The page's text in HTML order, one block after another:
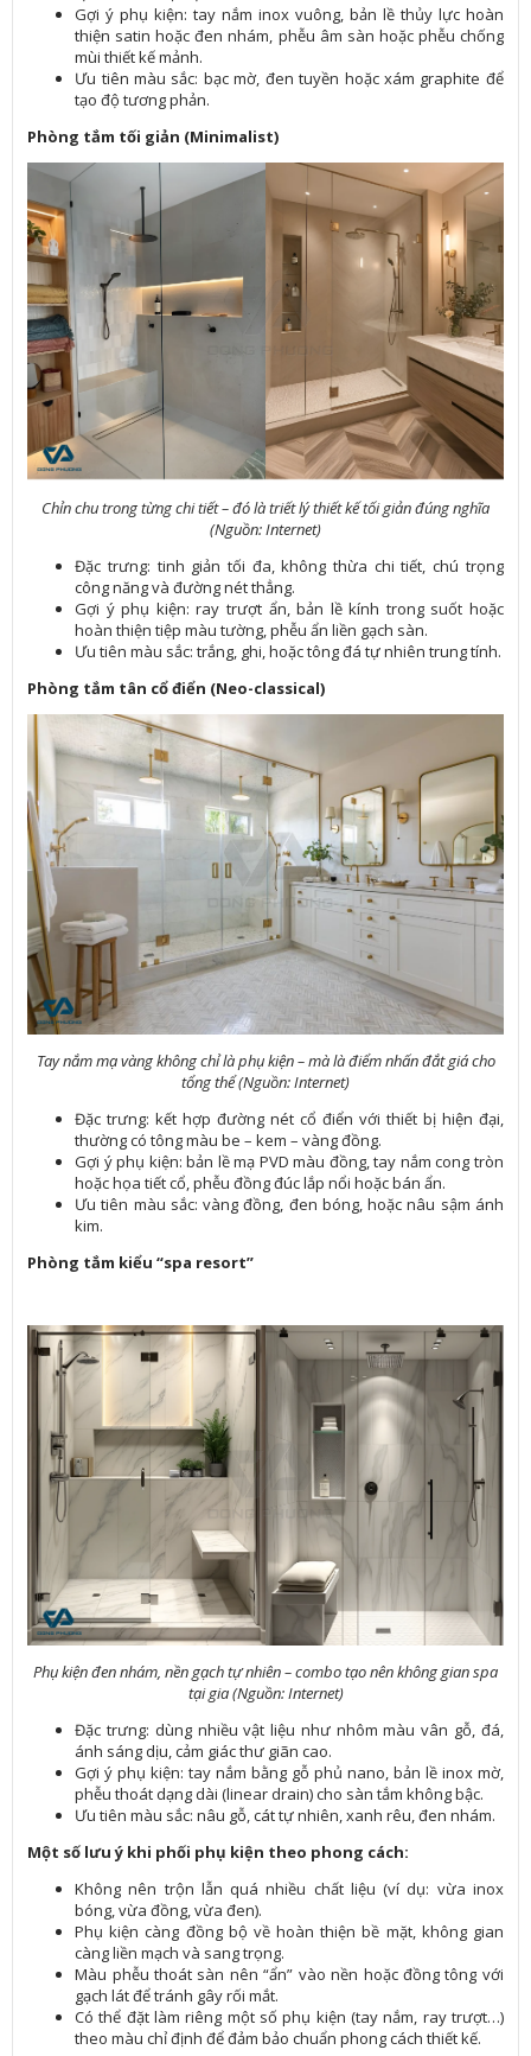
Gợi ý phụ kiện: tay nắm inox vuông, bản lề thủy lực hoàn
thiện satin hoặc đen nhám, phễu âm sàn hoặc phễu chống
mùi thiết kế mảnh.
Ưu tiên màu sắc: bạc mờ, đen tuyền hoặc xám graphite để
tạo độ tương phản.
Phòng tắm tối giản (Minimalist)
Chỉn chu trong từng chi tiết – đó là triết lý thiết kế tối giản đúng nghĩa
(Nguồn: Internet)
Đặc trưng: tinh giản tối đa, không thừa chi tiết, chú trọng
công năng và đường nét thẳng.
Gợi ý phụ kiện: ray trượt ẩn, bản lề kính trong suốt hoặc
hoàn thiện tiệp màu tường, phễu ẩn liền gạch sàn.
Ưu tiên màu sắc: trắng, ghi, hoặc tông đá tự nhiên trung tính.
Phòng tắm tân cổ điển (Neo-classical)
Tay nắm mạ vàng không chỉ là phụ kiện – mà là điểm nhấn đắt giá cho
tổng thể (Nguồn: Internet)
Đặc trưng: kết hợp đường nét cổ điển với thiết bị hiện đại,
thường có tông màu be – kem – vàng đồng.
Gợi ý phụ kiện: bản lề mạ PVD màu đồng, tay nắm cong tròn
hoặc họa tiết cổ, phễu đồng đúc lắp nổi hoặc bán ẩn.
Ưu tiên màu sắc: vàng đồng, đen bóng, hoặc nâu sậm ánh
kim.
Phòng tắm kiểu “spa resort”
Phụ kiện đen nhám, nền gạch tự nhiên – combo tạo nên không gian spa
tại gia (Nguồn: Internet)
Đặc trưng: dùng nhiều vật liệu như nhôm màu vân gỗ, đá,
ánh sáng dịu, cảm giác thư giãn cao.
Gợi ý phụ kiện: tay nắm bằng gỗ phủ nano, bản lề inox mờ,
phễu thoát dạng dài (linear drain) cho sàn tắm không bậc.
Ưu tiên màu sắc: nâu gỗ, cát tự nhiên, xanh rêu, đen nhám.
Một số lưu ý khi phối phụ kiện theo phong cách:
Không nên trộn lẫn quá nhiều chất liệu (ví dụ: vừa inox
bóng, vừa đồng, vừa đen).
Phụ kiện càng đồng bộ về hoàn thiện bề mặt, không gian
càng liền mạch và sang trọng.
Màu phễu thoát sàn nên “ẩn” vào nền hoặc đồng tông với
gạch lát để tránh gây rối mắt.
Có thể đặt làm riêng một số phụ kiện (tay nắm, ray trượt…)
theo màu chỉ định để đảm bảo chuẩn phong cách thiết kế.